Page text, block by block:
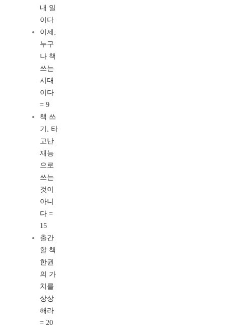
내 일
이다
이제,
누구
나 책
쓰는
시대
이다
= 9
책 쓰
기, 타
고난
재능
으로
쓰는
것이
아니
다 =
15
출간
할 책
한권
의 가
치를
상상
해라
= 20